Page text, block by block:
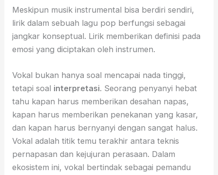
Meskipun musik instrumental bisa berdiri sendiri,
lirik dalam sebuah lagu pop berfungsi sebagai
jangkar konseptual. Lirik memberikan definisi pada
emosi yang diciptakan oleh instrumen.
Vokal bukan hanya soal mencapai nada tinggi,
tetapi soal interpretasi. Seorang penyanyi hebat
tahu kapan harus memberikan desahan napas,
kapan harus memberikan penekanan yang kasar,
dan kapan harus bernyanyi dengan sangat halus.
Vokal adalah titik temu terakhir antara teknis
pernapasan dan kejujuran perasaan. Dalam
ekosistem ini, vokal bertindak sebagai pemandu